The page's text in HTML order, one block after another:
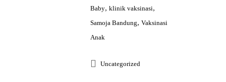
Baby, klinik vaksinasi,
Samoja Bandung, Vaksinasi
Anak
Uncategorized